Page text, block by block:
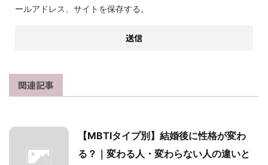
ールアドレス、サイトを保存する。
関連記事
【MBTIタイプ別】結婚後に性格が変わ
る？｜変わる人・変わらない人の違いと